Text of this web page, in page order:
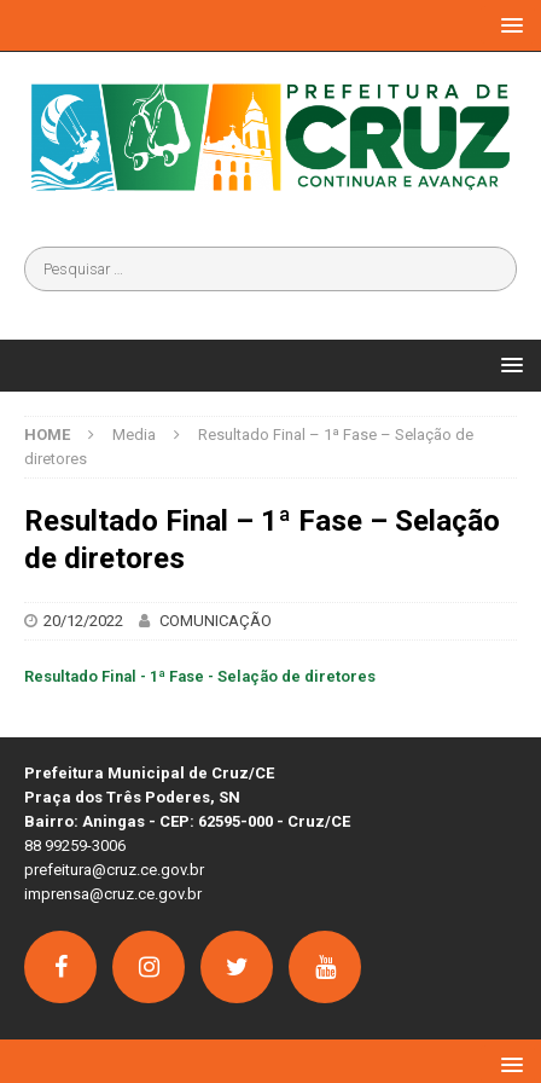
HOME Media
Resultado Final – 1ª Fase – Selação de
diretores
Resultado Final – 1ª Fase – Selação
de diretores
20/12/2022 COMUNICAÇÃO
Resultado Final - 1ª Fase - Selação de diretores
Prefeitura Municipal de Cruz/CE
Praça dos Três Poderes, SN
Bairro: Aningas - CEP: 62595-000 - Cruz/CE
88 99259-3006
prefeitura@cruz.ce.gov.br
imprensa@cruz.ce.gov.br